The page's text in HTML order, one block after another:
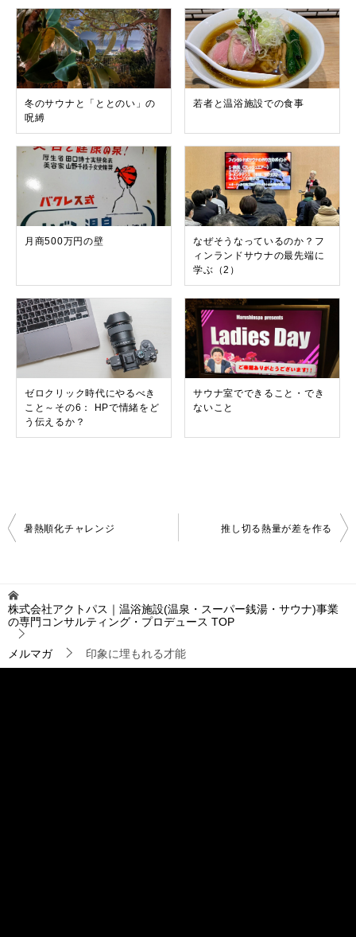
冬のサウナと「ととのい」の
呪縛
若者と温浴施設での食事
月商500万円の壁
なぜそうなっているのか？フ
ィンランドサウナの最先端に
学ぶ（2）
ゼロクリック時代にやるべき
こと～その6： HPで情緒をど
う伝えるか？
サウナ室でできること・でき
ないこと
投
稿
ゲ
ー
シ
ョ
ン
暑熱順化チャレンジ 推し切る熱量が差を作る
株式会社アクトパス｜温浴施設(温泉・スーパー銭湯・サウナ)事業
の専門コンサルティング・プロデュース TOP
メルマガ 印象に埋もれる才能